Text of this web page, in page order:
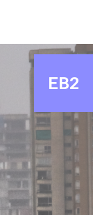
EB2